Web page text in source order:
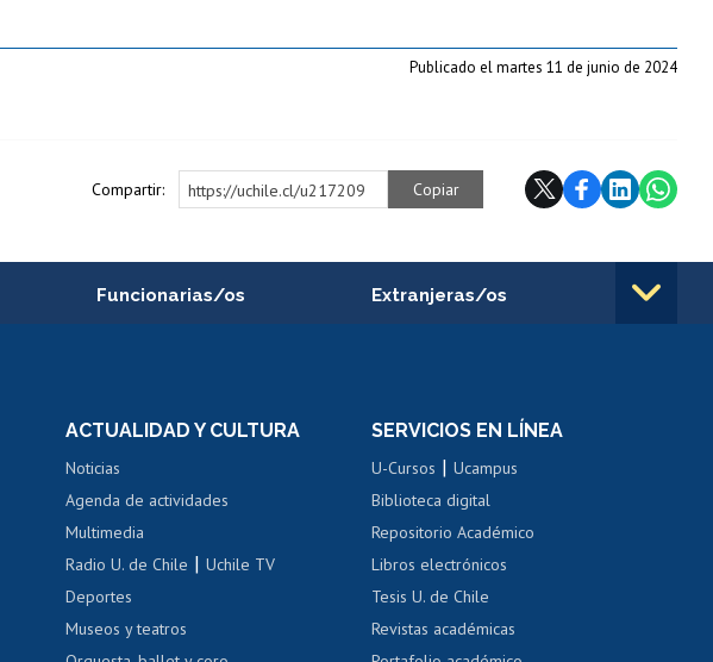
Publicado el martes 11 de junio de 2024
Compartir: https://uchile.cl/u217209 Copiar
Funcionarias/os
Portal de movilidad interna
Certificado de renta
Certificado de renta
Gestión de correo uchile
Extranjeras/os
Movilidad Estudiantil
Cursos de español
Acoso laboral, sexual y violencia
ACTUALIDAD Y CULTURA
Noticias
Agenda de actividades
Multimedia
Radio U. de Chile |Uchile TV
Deportes
Museos y teatros
SERVICIOS EN LÍNEA
U-Cursos |Ucampus
Biblioteca digital
Repositorio Académico
Libros electrónicos
Tesis U. de Chile
Revistas académicas